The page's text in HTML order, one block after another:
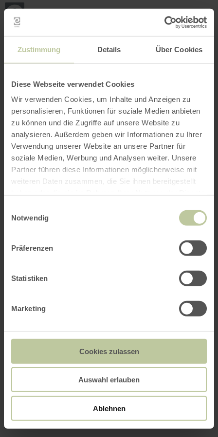
Zustimmung Details Über Cookies
Diese Webseite verwendet Cookies
Wir verwenden Cookies, um Inhalte und Anzeigen zu
personalisieren, Funktionen für soziale Medien anbieten
zu können und die Zugriffe auf unsere Website zu
analysieren. Außerdem geben wir Informationen zu Ihrer
Verwendung unserer Website an unsere Partner für
soziale Medien, Werbung und Analysen weiter. Unsere
Partner führen diese Informationen möglicherweise mit
weiteren Daten zusammen, die Sie ihnen bereitgestellt
Notwendig
Präferenzen
Statistiken
Marketing
Cookies zulassen
Auswahl erlauben
Ablehnen
Skip to main content
Skip to main navigation
Back
to
home
page
SEARCH MENU
The leisure activities listed below have been
posted on the Regiondo booking platform by the
Naturpark Nordeifel e.V. is solely responsible
for the content.